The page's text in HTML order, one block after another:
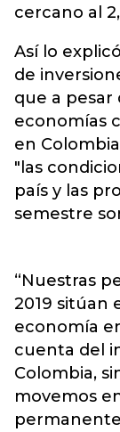
cercano al
Así lo
de
que a pesar
economías
en
"las
país y las
semestre
“Nuestras
2019 sitúan
economía
cuenta del
Colombia,
movemos